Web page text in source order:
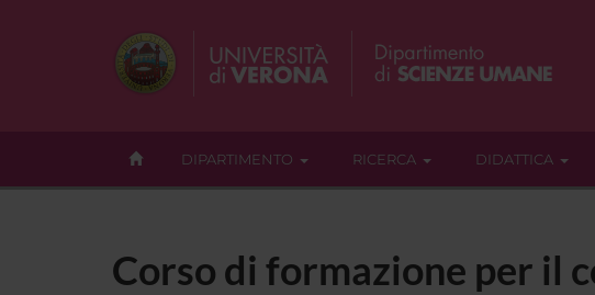
DIPARTIMENTO RICERCA DIDATTICA
Corso di formazione per il